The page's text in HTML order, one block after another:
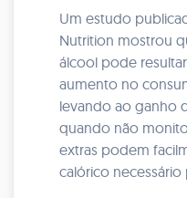
Um estudo
Nutrition mostrou
álcool pode
aumento no
levando ao ganho
quando não
extras podem
calórico